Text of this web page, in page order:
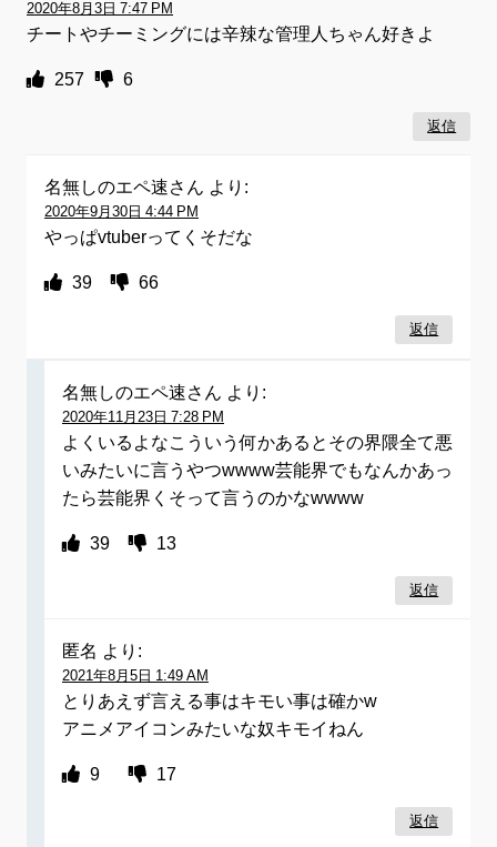
2020年8月3日 7:47 PM
チートやチーミングには辛辣な管理人ちゃん好きよ
257 6
返信
名無しのエペ速さん より:
2020年9月30日 4:44 PM
やっぱvtuberってくそだな
39 66
返信
名無しのエペ速さん より:
2020年11月23日 7:28 PM
よくいるよなこういう何かあるとその界隈全て悪
いみたいに言うやつwwww芸能界でもなんかあっ
たら芸能界くそって言うのかなwwww
39 13
返信
匿名 より:
2021年8月5日 1:49 AM
とりあえず言える事はキモい事は確かw
アニメアイコンみたいな奴キモイねん
9 17
返信